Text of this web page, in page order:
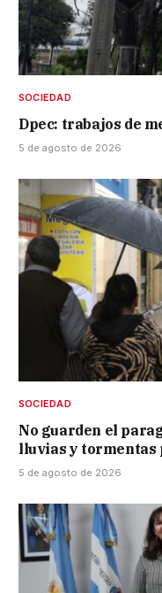
SOCIEDAD
Dpec: trabajos de
5 de agosto de 2026
SOCIEDAD
No guarden el
lluvias y tormentas
5 de agosto de 2026